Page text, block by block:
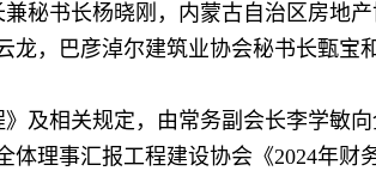
秘书长杨晓刚，内蒙古自治区房地
龙，巴彦淖尔建筑业协会秘书长甄宝
及相关规定，由常务副会长李学敏
理事汇报工程建设协会《2024年财